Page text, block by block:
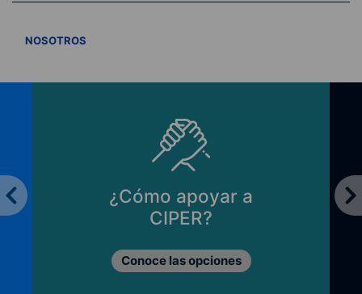
NOSOTROS
¿Cómo apoyar a
CIPER?
Conoce las opciones